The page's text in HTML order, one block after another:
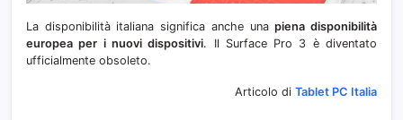
La disponibilità italiana significa anche unapiena disponibilità
europea per i nuovi dispositivi. Il Surface Pro 3 è diventato
ufficialmente obsoleto.
Articolo di Tablet PC Italia